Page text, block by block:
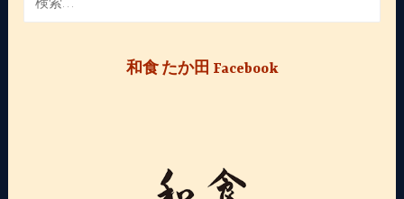
索:
和食 たか田 Facebook